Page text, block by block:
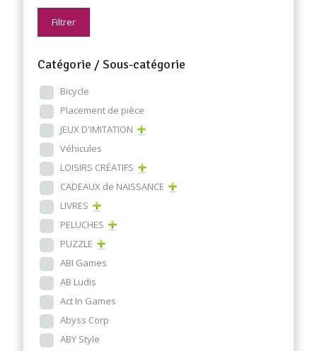
Filtrer
Catégorie / Sous-catégorie
Bicycle
Placement de pièce
JEUX D'IMITATION
Véhicules
LOISIRS CRÉATIFS
CADEAUX de NAISSANCE
LIVRES
PELUCHES
PUZZLE
ABI Games
AB Ludis
Act In Games
Abyss Corp
ABY Style